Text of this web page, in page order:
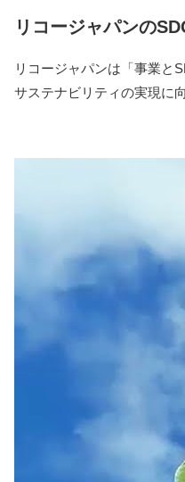
リコージャパンの
リコージャパンは「事業と
サステナビリティの実現に